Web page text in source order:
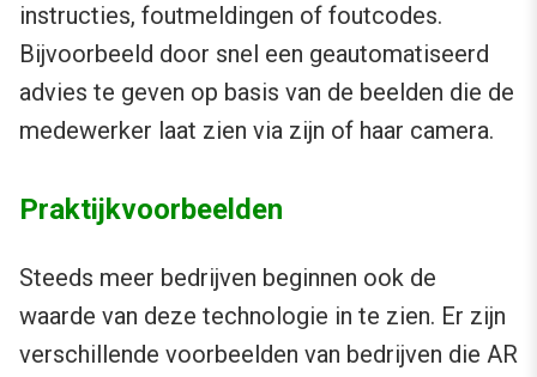
instructies, foutmeldingen of foutcodes.
Bijvoorbeeld door snel een geautomatiseerd
advies te geven op basis van de beelden die de
medewerker laat zien via zijn of haar camera.
Praktijkvoorbeelden
Steeds meer bedrijven beginnen ook de
waarde van deze technologie in te zien. Er zijn
verschillende voorbeelden van bedrijven die AR